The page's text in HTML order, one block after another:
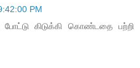
PM
போட்டு கிடுக்கி கொண்டதை பற்றி